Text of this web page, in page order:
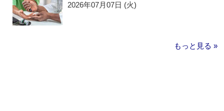
2026年07月07日 (火)
もっと見る »